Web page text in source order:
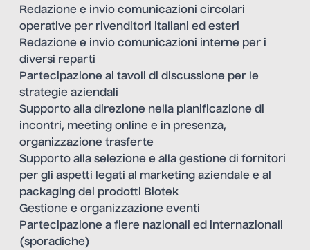
Redazione e invio comunicazioni circolari
operative per rivenditori italiani ed esteri
Redazione e invio comunicazioni interne per i
diversi reparti
Partecipazione ai tavoli di discussione per le
strategie aziendali
Supporto alla direzione nella pianificazione di
incontri, meeting online e in presenza,
organizzazione trasferte
Supporto alla selezione e alla gestione di fornitori
per gli aspetti legati al marketing aziendale e al
packaging dei prodotti Biotek
Gestione e organizzazione eventi
Partecipazione a fiere nazionali ed internazionali
(sporadiche)